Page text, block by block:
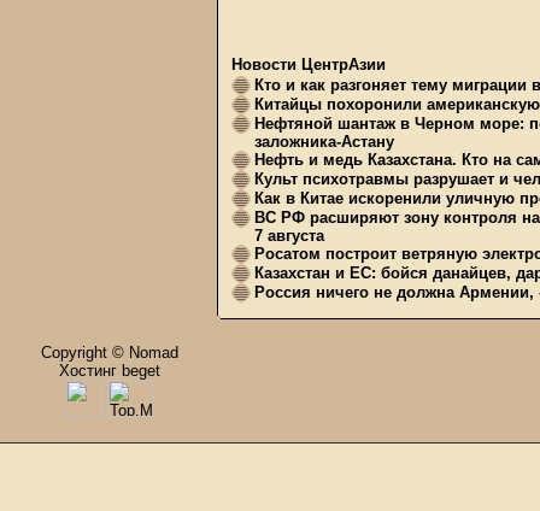
Новости ЦентрАзии
Кто и как разгоняет тему миграции
Китайцы похоронили
Нефтяной шантаж в Черном море:
заложника-Астану
Нефть и медь Казахстана. Кто на
Культ психотравмы разрушает и
Как в Китае искоренили уличную
ВС РФ расширяют зону контроля на
7 августа
Росатом построит ветряную
Казахстан и ЕС: бойся данайцев,
Россия ничего не должна Армении,
Copyright © Nomad
Хостинг beget